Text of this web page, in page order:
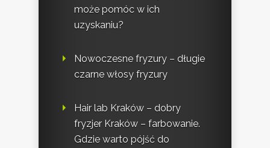
może pomóc w ich
uzyskaniu?
Nowoczesne fryzury – długie
czarne włosy fryzury
Hair lab Kraków – dobry
fryzjer Kraków – farbowanie.
Gdzie warto pójść do